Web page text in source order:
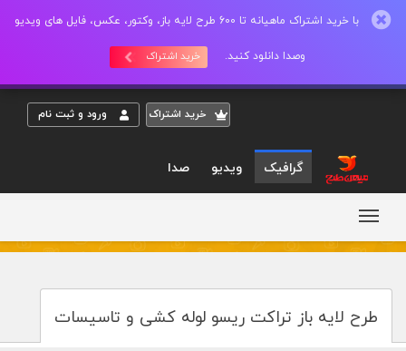
با خرید اشتراک ماهیانه تا 600 طرح لایه باز، وکتور، عکس، فایل های ویدیو
وصدا دانلود کنید. خرید اشتراک
خريد اشتراک ورود و ثبت نام
گرافیک ویدیو صدا
طرح لایه باز تراکت ریسو لوله کشی و تاسیسات